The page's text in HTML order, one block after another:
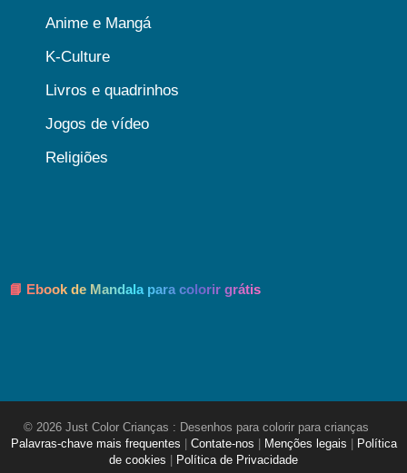
Anime e Mangá
K-Culture
Livros e quadrinhos
Jogos de vídeo
Religiões
📘 Ebook de Mandala para colorir grátis
© 2026 Just Color Crianças : Desenhos para colorir para crianças
Palavras-chave mais frequentes
Contate-nos Menções legais
Política
de cookies
Política de Privacidade